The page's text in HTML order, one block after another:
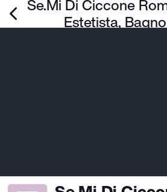
Se.Mi Di Ciccone
Estetista,